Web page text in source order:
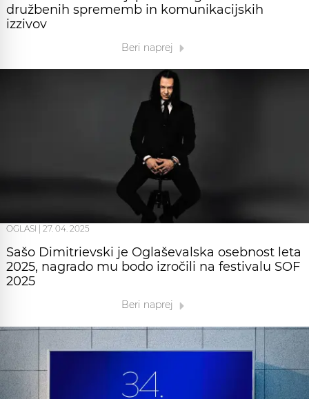
družbenih sprememb in komunikacijskih
izzivov
Beri naprej
OGLASI 27. 04. 2025
Sašo Dimitrievski je Oglaševalska osebnost leta
2025, nagrado mu bodo izročili na festivalu SOF
2025
Beri naprej